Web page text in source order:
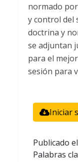
normado
y control del
doctrina y
se adjuntan
para el
sesión para
Iniciar
Publicado el
Palabras